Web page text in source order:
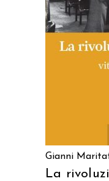
Gianni
La